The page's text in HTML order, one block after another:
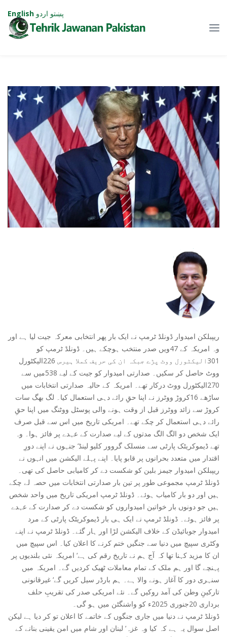
ریپبلکن امیدوار ڈونلڈ ٹرمپ نے ایک بار پھر انتخابی معرکہ جیت لیا ہے اور
وہ امریکہ کے 47ویں صدر منتخب ہوچکے ہیں۔ ڈونلڈ ٹرمپ کو
301الیکٹورل ووٹ پڑے جبکہ ان کی حریف کملا ہیرس 226الیکٹورل
ووٹ حاصل کر سکیں۔ صدارتی امیدوار کو جیت کے لیے 538میں سے
270الیکٹورل ووٹ درکار تھے۔ امریکہ کے حالیہ صدارتی انتخابات میں
ساڑھے 16کروڑ ووٹرز نے اپنا حقِ رائے دہی استعمال کیا۔ لگ بھگ سات
کروڑ سے زائد ووٹرز قبل از وقت ہونے والی پوسٹل ووٹنگ میں اپنا حقِ
رائے دہی استعمال کر چکے تھے۔ امریکی تاریخ میں اس سے قبل صرف
ایک شخص دو الگ الگ مدتوں کے لیے صدارت کے عہدے پر فائز ہوا۔ وہ
تھے ڈیموکریٹک پارٹی سے منسلک گروور کلیو لینڈ‘ جنہوں نے اپنے دورِ
اقتدار میں متعدد بحرانوں پر قابو پایا۔ اپنے پہلے الیکشن میں انہوں نے
ریپبلکن امیدوار جیمز بلین کو شکست دے کر کامیابی حاصل کی تھی۔
ڈونلڈ ٹرمپ مجموعی طور پر تین بار صدارتی انتخابات میں حصہ لے چکے
ہیں اور دو بار کامیاب ہوئے۔ ڈونلڈ ٹرمپ امریکی تاریخ میں واحد شخص
ہیں جو دونوں بار خواتین امیدواروں کو شکست دے کر صدارت کے عہدے
پر فائز ہوئے۔ ڈونلڈ ٹرمپ نے ایک ہی بار ڈیموکریٹک پارٹی کے مرد
امیدوار جوبائیڈن کے خلاف الیکشن لڑا اور ہار گئے۔ ڈونلڈ ٹرمپ نے اپنے
وکٹری سپیچ میں دنیا سے جنگیں ختم کرنے کا اعلان کیا۔ اس سپیچ میں
ان کا مزید کہنا تھا کہ آج ہم نے تاریخ رقم کی ہے‘ امریکہ نئی بلندیوں پر
پہنچے گا اور ہم ملک کے تمام معاملات ٹھیک کردیں گے۔ امریکہ میں
سنہری دور کا آغاز ہونے والا ہے۔ ہم بارڈر سیل کریں گے‘ غیرقانونی
تارکینِ وطن کی آمد روکیں گے۔ نئے امریکی صدر کی تقریبِ حلف
برداری 20جنوری 2025ء کو واشنگٹن میں ہو گی۔
ڈونلڈ ٹرمپ نے دنیا میں جاری جنگوں کے خاتمے کا اعلان تو کر دیا ہے لیکن
اصل سوال یہ ہے کہ کیا وہ غزہ‘ لبنان اور شام میں امن یقینی بنانے کے
English پښتو اردو